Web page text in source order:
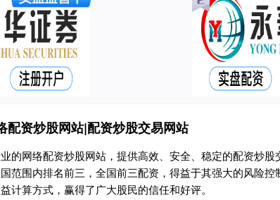
配资炒股网站|配资炒股交易网站
的网络配资炒股网站，提供高效、安全、稳定的配资炒
范围内排名前三，全国前三配资，得益于其强大的风险
计算方式，赢得了广大股民的信任和好评。